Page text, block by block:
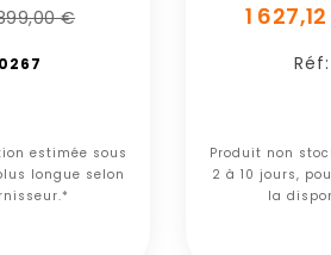
€
estimée sous
longue selon
1
Réf:
Produit non
2 à 10 jours,
la